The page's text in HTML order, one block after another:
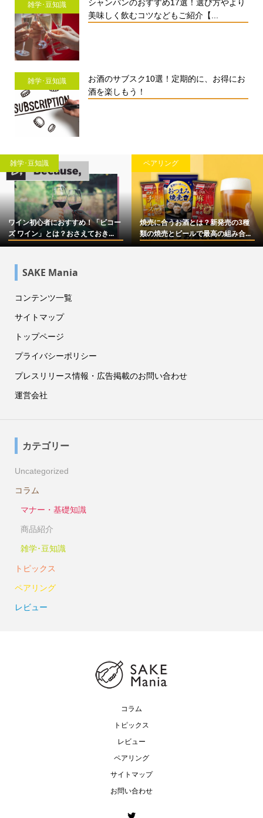
雑学･豆知識
シャンパンのおすすめ17選！選び方やより
美味しく飲むコツなどもご紹介【...
雑学･豆知識
お酒のサブスク10選！定期的に、お得にお
酒を楽しもう！
雑学･豆知識
ワイン初心者におすすめ！「ビコー
ズ ワイン」とは？おさえておき...
ペアリング
焼売に合うお酒とは？新発売の3種
類の焼売とビールで最高の組み合...
SAKE Mania
コンテンツ一覧
サイトマップ
トップページ
プライバシーポリシー
プレスリリース情報・広告掲載のお問い合わせ
運営会社
カテゴリー
Uncategorized
コラム
マナー・基礎知識
商品紹介
雑学･豆知識
トピックス
ペアリング
レビュー
コラム
トピックス
レビュー
ペアリング
サイトマップ
お問い合わせ